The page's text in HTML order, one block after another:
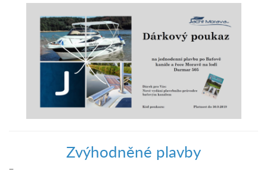
Zvýhodněné plavby
–